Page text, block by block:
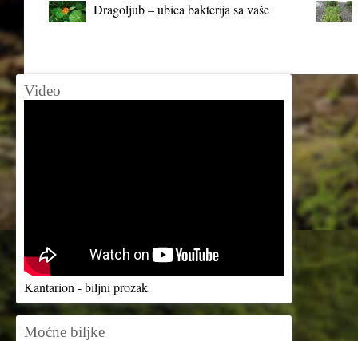
Dragoljub – ubica bakterija sa vaše
Video
Kantarion - biljni prozak
Moćne biljke